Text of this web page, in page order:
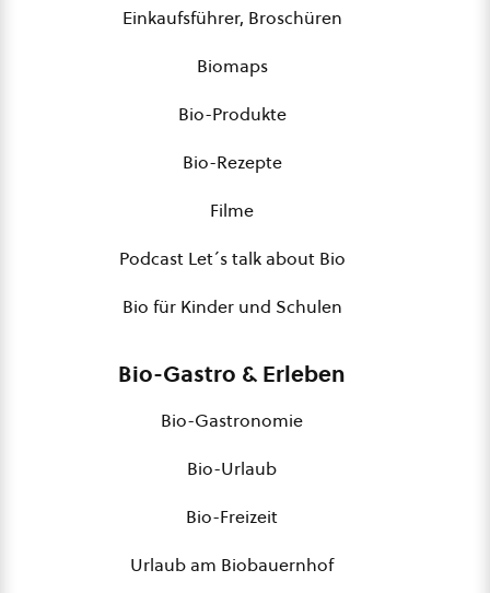
Einkaufsführer, Broschüren
Biomaps
Bio-Produkte
Bio-Rezepte
Filme
Podcast Let´s talk about Bio
Bio für Kinder und Schulen
Bio-Gastro & Erleben
Bio-Gastronomie
Bio-Urlaub
Bio-Freizeit
Urlaub am Biobauernhof